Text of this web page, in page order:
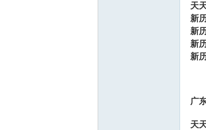
天
新
新
新
新
广
天